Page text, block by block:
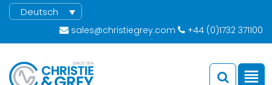
Deutsch
sales@christiegrey.com +44 (0)1732 371100